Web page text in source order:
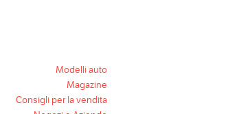
Modelli auto
Magazine
Consigli per la vendita